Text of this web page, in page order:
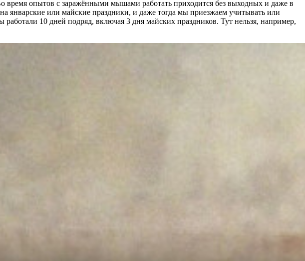
время опытов с заражёнными мышами работать приходится без выходных и даже в
январские или майские праздники, и даже тогда мы приезжаем учитывать или
10 дней подряд, включая 3 дня майских праздников. Тут нельзя, например,